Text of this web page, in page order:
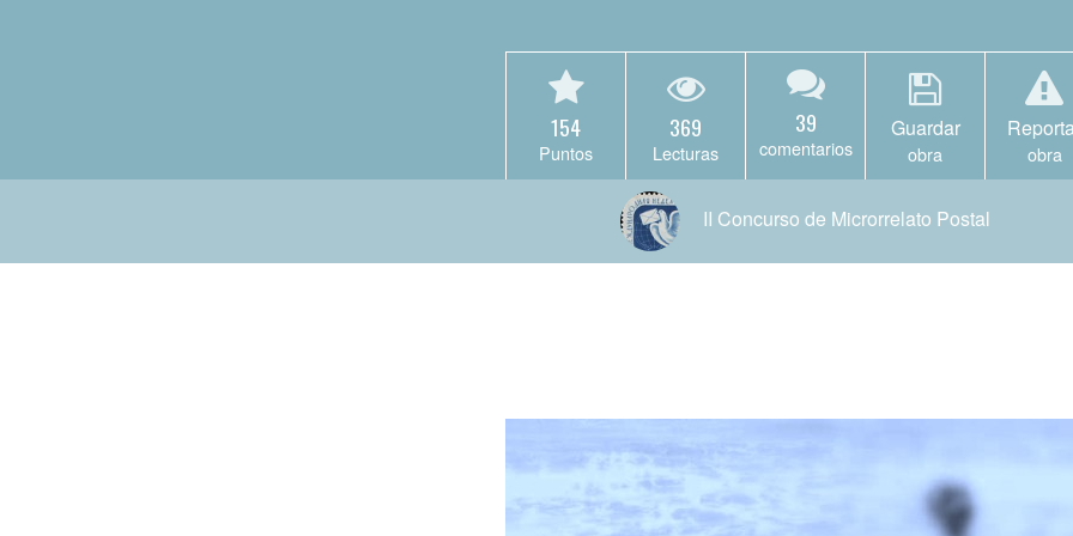
154
Puntos
369
Lecturas
39
comentarios
Guardar
obra obra
II Concurso de Microrrelato Postal